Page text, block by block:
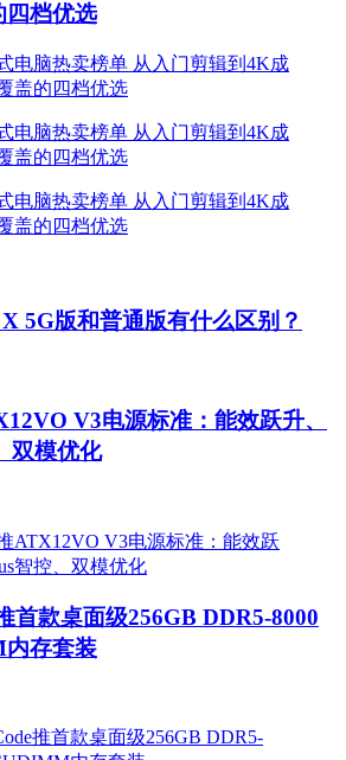
四档优选
5G版和普通版有什么区别？
V3电源标准：能效跃升、
双模优化
首款桌面级256GB DDR5-8000
存套装